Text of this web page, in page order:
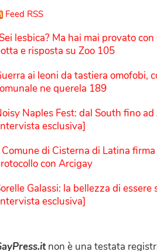
Feed RSS
lesbica? Ma hai mai provato con
e risposta su Zoo 105
ai leoni da tastiera omofobi,
ne querela 189
Naples Fest: dal South fino
esclusiva]
Comune di Cisterna di Latina
con Arcigay
Galassi: la bellezza di essere
esclusiva]
non è una testata